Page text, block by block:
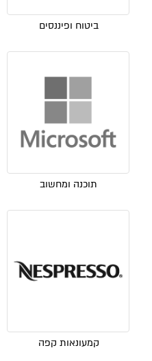
ביטוח ופיננסים
תוכנה ומחשוב
קמעונאות קפה